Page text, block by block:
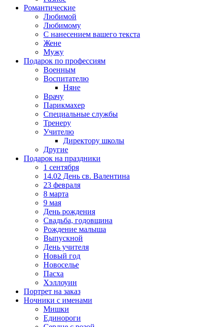
Романтические
Любимой
Любимому
С нанесением вашего текста
Жене
Мужу
Подарок по профессиям
Военным
Воспитателю
Няне
Врачу
Парикмахер
Специальные службы
Тренеру
Учителю
Директору школы
Другие
Подарок на праздники
1 сентября
14.02 День св. Валентина
23 февраля
8 марта
9 мая
День рождения
Свадьба, годовщина
Рождение малыша
Выпускной
День учителя
Новый год
Новоселье
Пасха
Хэллоуин
Портрет на заказ
Ночники с именами
Мишки
Единороги